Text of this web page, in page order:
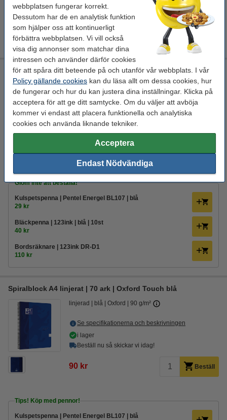
webbplatsen fungerar korrekt.
Dessutom har de en analytisk funktion
som hjälper oss att kontinuerligt
förbättra webbplatsen. Vi vill också
visa dig annonser som matchar dina
intressen och använder därför cookies
för att spåra ditt beteende på och utanför vår webbplats. I vår
Policy gällande cookies kan du läsa allt om dessa cookies, hur
de fungerar och hur du kan justera dina inställningar. Klicka på
acceptera för att ge ditt samtycke. Om du väljer att avböja
kommer vi endast att placera funktionella och analytiska
cookies och använda liknande tekniker.
Acceptera
Endast Nödvändiga
Bläckpenna | 123ink | gul | 10st
40 kr
Kulspetspenna | Pentel Energel BL107 | blå
29 kr
Spiralblock A4 linjerat | 70 ark | Oxford Black n' Red
Oxford spiralblock linjerad svart röd
Se specifikationerna och beskrivningen
EU-lager
Glöm inte att beställa!
Kulspetspenna | Pentel Energel BL107 | blå
29 kr
Bläckpenna | 123ink | blå | 10st
40 kr
Bordsräknare | 123ink DR-D1
110 kr
Spiralblock A4 linjerat | 70 ark | Oxford Touch blå
linjerad blå Oxford 90 g/m²
Se specifikationerna och beskrivningen
i lager
Beställ nu så skickar vi idag!
90 kr Beställ
Tips! Köp med pennor!
Kulspetspenna | Pentel Energel BL107 | blå